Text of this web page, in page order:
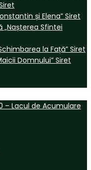
și Elena” Siret
Sfintei
la Față” Siret
Domnului” Siret
– Lacul de Acumulare